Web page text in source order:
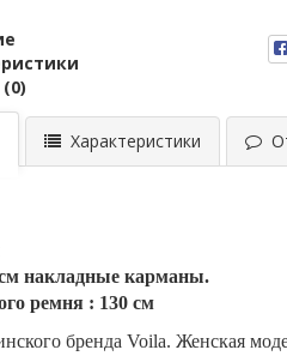
Характеристики
накладные карманы.
ремня : 130 см
бренда Voila. Женская